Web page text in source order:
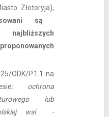
Złotoryja),
są
najbliższych
ODK/P.1.1 na
ochrona
lub
wsi -